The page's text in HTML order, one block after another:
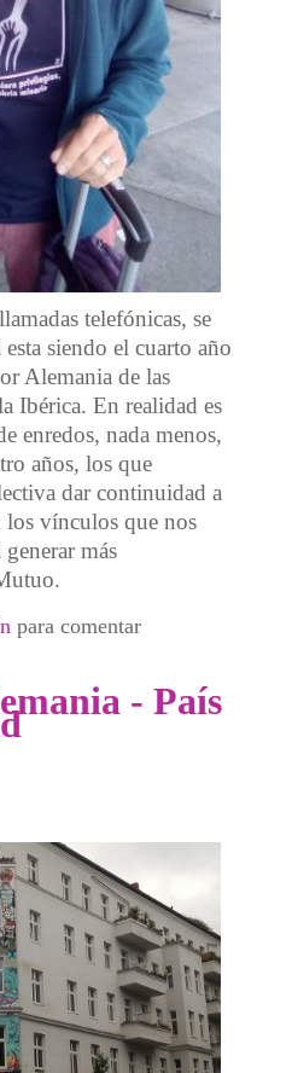
telefónicas, se
siendo el cuarto año
Alemania de las
Ibérica. En realidad es
enredos, nada menos,
años, los que
dar continuidad a
los vínculos que nos
más
mas de enredos por Alemania
para comentar
- País